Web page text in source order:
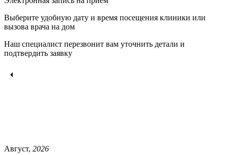
Выберите удобную дату и время посещения клиники или
вызова врача на дом
Наш специалист перезвонит вам уточнить детали и
подтвердить заявку
Август, 2026